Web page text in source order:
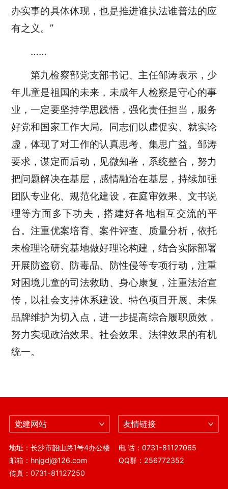
办实事的具体体现，也是推进谁执法谁普法的应
有之义。”
……
第九检察部党支部书记、主任邹涛表示，少
年儿童是祖国的未来，未成年人检察是守心的事
业，一定要坚持学思践悟，强化责任担当，服务
好党和国家工作大局。同志们以虚促实、就实论
虚，体现了对工作的认真思考、集思广益。邹涛
要求，谋定而后动，见微知著，系统整合，努力
把问题解决在基层，感情融洽在基层，持续加强
团队专业化、规范化建设，在庭审效果、文书说
理等方面多下功夫，搭建好各地相互交流的平
台。注重优案培育、案件评查、质量分析，依托
未检理论研究基地做好理论构建，结合实际部署
开展防盗窃、防毒品、防性侵等专项行动，注重
对困境儿童的司法救助、身心康复，注重法治宣
传，以社会支持体系建设、特色项目开展、未保
品牌维护为切入点，进一步提高综合履职质效，
努力实现政治效果、社会效果、法律效果的有机
统一。
党建网站 友情链接
地址：长沙市韶山路1号4办公楼
电 话：0731-81127065
邮箱：hnjgdj@126.com
QQ群：256772352
传真：0731-81127250